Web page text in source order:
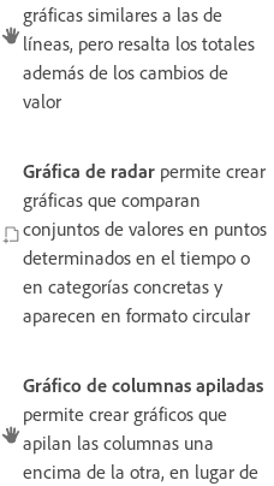
gráficas similares a las de
líneas, pero resalta los totales
además de los cambios de
valor
Gráfica de radar permite crear
gráficas que comparan
conjuntos de valores en puntos
determinados en el tiempo o
en categorías concretas y
aparecen en formato circular
Gráfico de columnas apiladas
permite crear gráficos que
apilan las columnas una
encima de la otra, en lugar de